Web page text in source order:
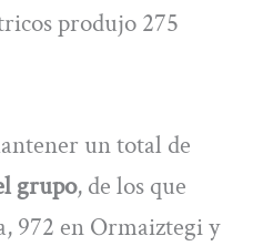
produjo 275
un total de
grupo, de los que
972 en Ormaiztegi y